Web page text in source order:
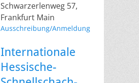
Schwarzerlenweg 57,
Frankfurt Main
Ausschreibung/Anmeldung
Internationale
Hessische-